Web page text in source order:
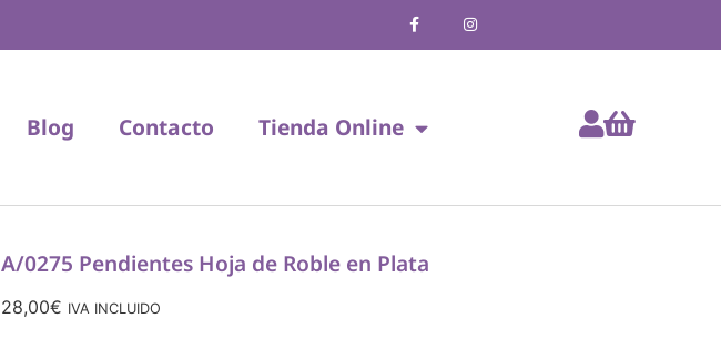
Blog Contacto Tienda Online
A/0275 Pendientes Hoja de Roble en Plata
28,00€ IVA INCLUIDO